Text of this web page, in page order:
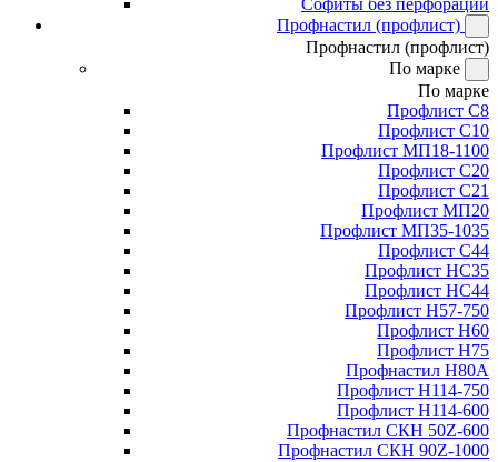
Софиты без перфорации
Профнастил (профлист)
Профнастил (профлист)
По марке
По марке
Профлист С8
Профлист С10
Профлист МП18-1100
Профлист С20
Профлист С21
Профлист МП20
Профлист МП35-1035
Профлист С44
Профлист НС35
Профлист НС44
Профлист Н57-750
Профлист Н60
Профлист Н75
Профнастил Н80А
Профлист Н114-750
Профлист Н114-600
Профнастил СКН 50Z-600
Профнастил СКН 90Z-1000